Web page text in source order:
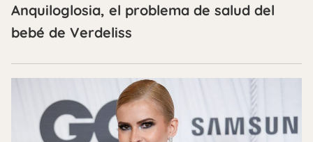
Anquiloglosia, el problema de salud del
bebé de Verdeliss